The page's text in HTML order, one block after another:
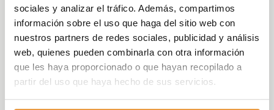
sociales y analizar el tráfico. Además, compartimos
información sobre el uso que haga del sitio web con
nuestros partners de redes sociales, publicidad y análisis
web, quienes pueden combinarla con otra información
que les haya proporcionado o que hayan recopilado a
partir del uso que haya hecho de sus servicios.